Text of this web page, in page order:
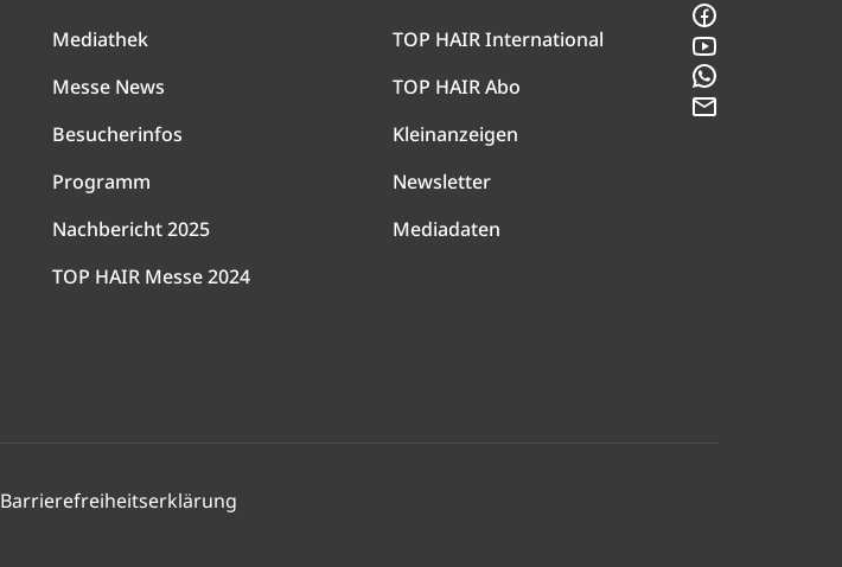
Mediathek
Messe News
Besucherinfos
Programm
Nachbericht 2025
TOP HAIR Messe 2024
TOP HAIR International
TOP HAIR Abo
Kleinanzeigen
Newsletter
Mediadaten
Barrierefreiheitserklärung